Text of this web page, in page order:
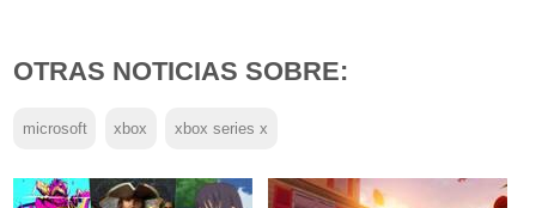
OTRAS NOTICIAS SOBRE:
microsoft xbox xbox series x